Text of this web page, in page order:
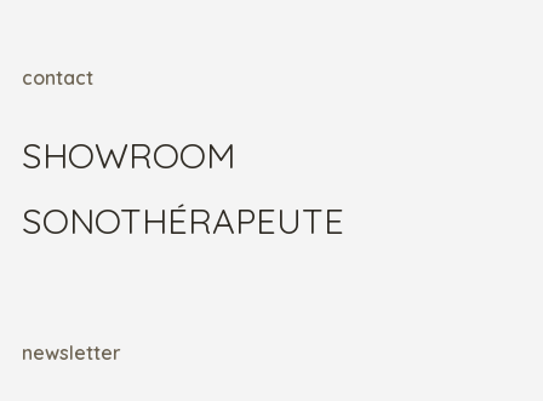
contact
SHOWROOM
SONOTHÉRAPEUTE
newsletter